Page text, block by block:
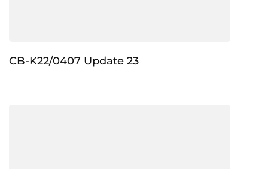
CB-K22/0407 Update 23